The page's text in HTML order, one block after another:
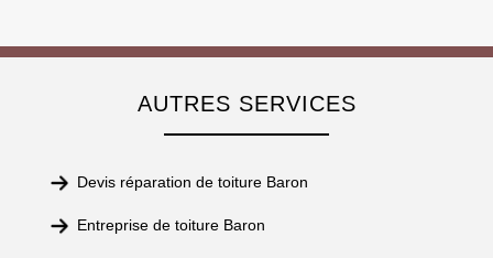
AUTRES SERVICES
Devis réparation de toiture Baron
Entreprise de toiture Baron